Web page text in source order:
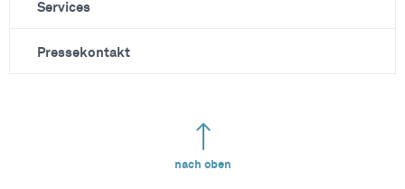
Services
Pressekontakt
nach oben